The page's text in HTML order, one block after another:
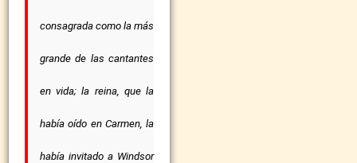
consagrada como la más
grande de las cantantes
en vida; la reina, que la
había oído en Carmen, la
había invitado a Windsor